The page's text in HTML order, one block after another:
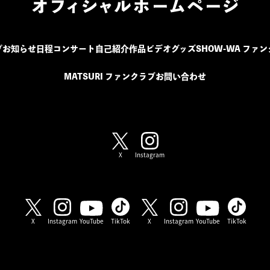
お知らせ 日程コンサート 自己紹介作品ビデオグッズSHOW-WA ファン
MATSURI ファンクラブお問い合わせ
X Instagram
X Instagram YouTube TikTok X Instagram YouTube TikTok